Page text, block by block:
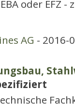
oder EFZ -
AG - 2016-